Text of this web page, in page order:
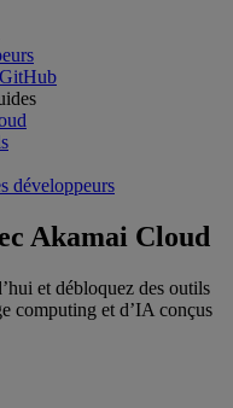
développeurs
Akamai Cloud
et débloquez des outils
computing et d’IA conçus